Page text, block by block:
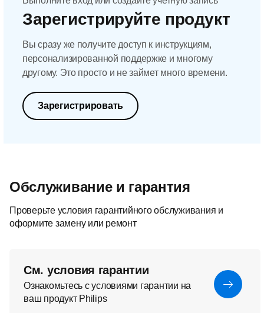
Зарегистрируйте продукт
Вы сразу же получите доступ к инструкциям,
персонализированной поддержке и многому
другому. Это просто и не займет много времени.
Зарегистрировать
Обслуживание и гарантия
Проверьте условия гарантийного обслуживания и
оформите замену или ремонт
См. условия гарантии
Ознакомьтесь с условиями гарантии на
ваш продукт Philips